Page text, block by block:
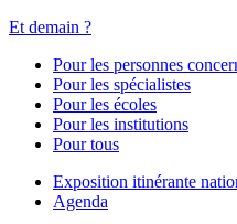
Et demain ?
Pour les personnes
Pour les spécialistes
Pour les écoles
Pour les institutions
Pour tous
Exposition itinérante
Agenda